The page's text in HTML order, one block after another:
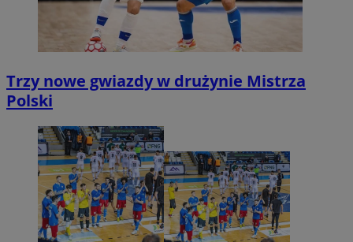
Trzy nowe gwiazdy w drużynie Mistrza
Polski